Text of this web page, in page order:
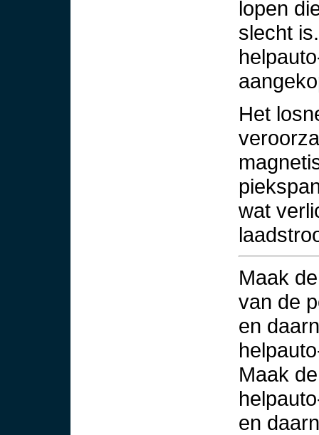
lopen
slecht
Het
wat
Maak
van de
en
Maak
en